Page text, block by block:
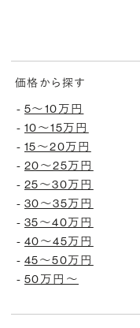
価格から探す
- 5〜10万円
- 10〜15万円
- 15〜20万円
- 20〜25万円
- 25〜30万円
- 30〜35万円
- 35〜40万円
- 40〜45万円
- 45〜50万円
- 50万円〜